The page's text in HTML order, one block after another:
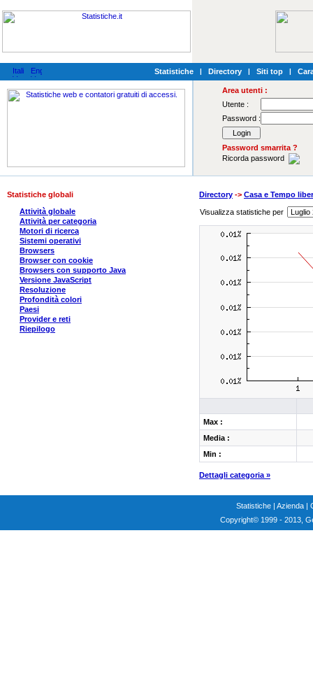
Statistiche | Directory | Siti top |
Area utenti :
Utente :
Password :
Password smarrita ?
Ricorda password
Statistiche globali
Attività globale
Attività per categoria
Motori di ricerca
Sistemi operativi
Browsers
Browser con cookie
Browsers con supporto Java
Versione JavaScript
Resoluzione
Profondità colori
Paesi
Provider e reti
Riepilogo
Directory -> Casa e Tempo
Visualizza statistiche per
Max :
Media :
Min :
Dettagli categoria »
Statistiche | Azienda |
Copyright© 1999 - 2013,